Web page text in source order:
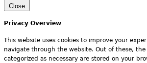
Close
Privacy Overview
This website uses cookies to improve your
navigate through the website. Out of these, the
categorized as necessary are stored on your